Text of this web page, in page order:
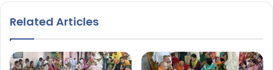
Related Articles